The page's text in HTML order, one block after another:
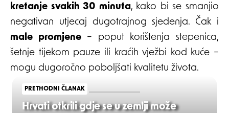
kretanje svakih 30 minuta, kako bi se smanjio
negativan utjecaj dugotrajnog sjedenja. Čak i
male promjene– poput korištenja stepenica,
šetnje tijekom pauze ili kraćih vježbi kod kuće –
mogu dugoročno poboljšati kvalitetu života.
PRETHODNI ČLANAK
Hrvati otkrili gdje se u zemlji može